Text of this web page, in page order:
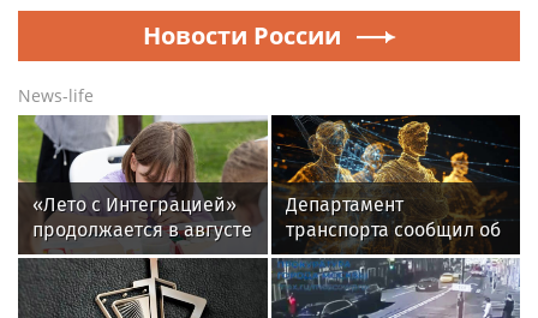
Новости России
News-life
«Лето с Интеграцией»
продолжается в августе
— заключительный
месяц программы
Департамент
транспорта сообщил об
увеличении
интервалов метро в
Москве